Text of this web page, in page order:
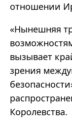
отношении
«Нынешняя
вызывает
зрения
Королевства.